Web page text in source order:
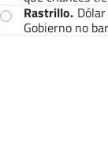
Rastrillo.
Gobierno no